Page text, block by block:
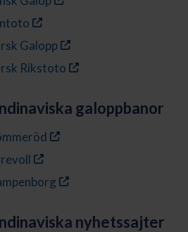
Galopp
Rikstoto
galoppbanor
nyhetssajter